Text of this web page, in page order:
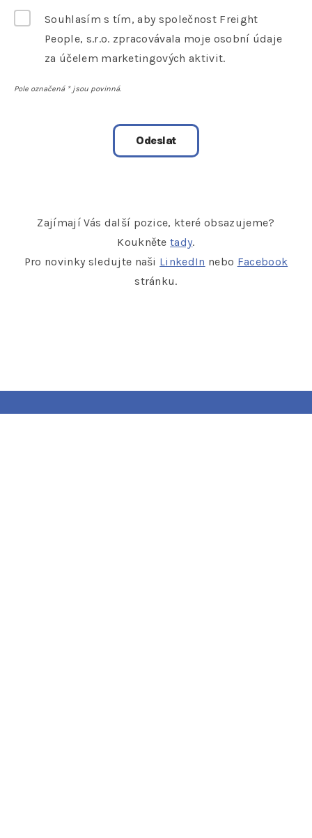
Souhlasím s tím, aby společnost Freight
People, s.r.o. zpracovávala moje osobní údaje
za účelem marketingových aktivit.
Pole označená *jsou povinná.
Zajímají Vás další pozice, které obsazujeme?
Kouknětetady.
Pro novinky sledujte naši LinkedIn nebo Facebook
stránku.